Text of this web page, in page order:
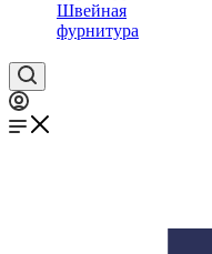
Швейная
фурнитура